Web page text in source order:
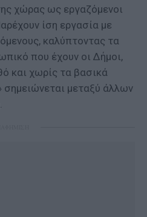
χώρας ως εργαζόμενοι
ίση εργασία με
καλύπτοντας τα
που έχουν οι Δήμοι,
και χωρίς τα βασικά
σημειώνεται μεταξύ άλλων